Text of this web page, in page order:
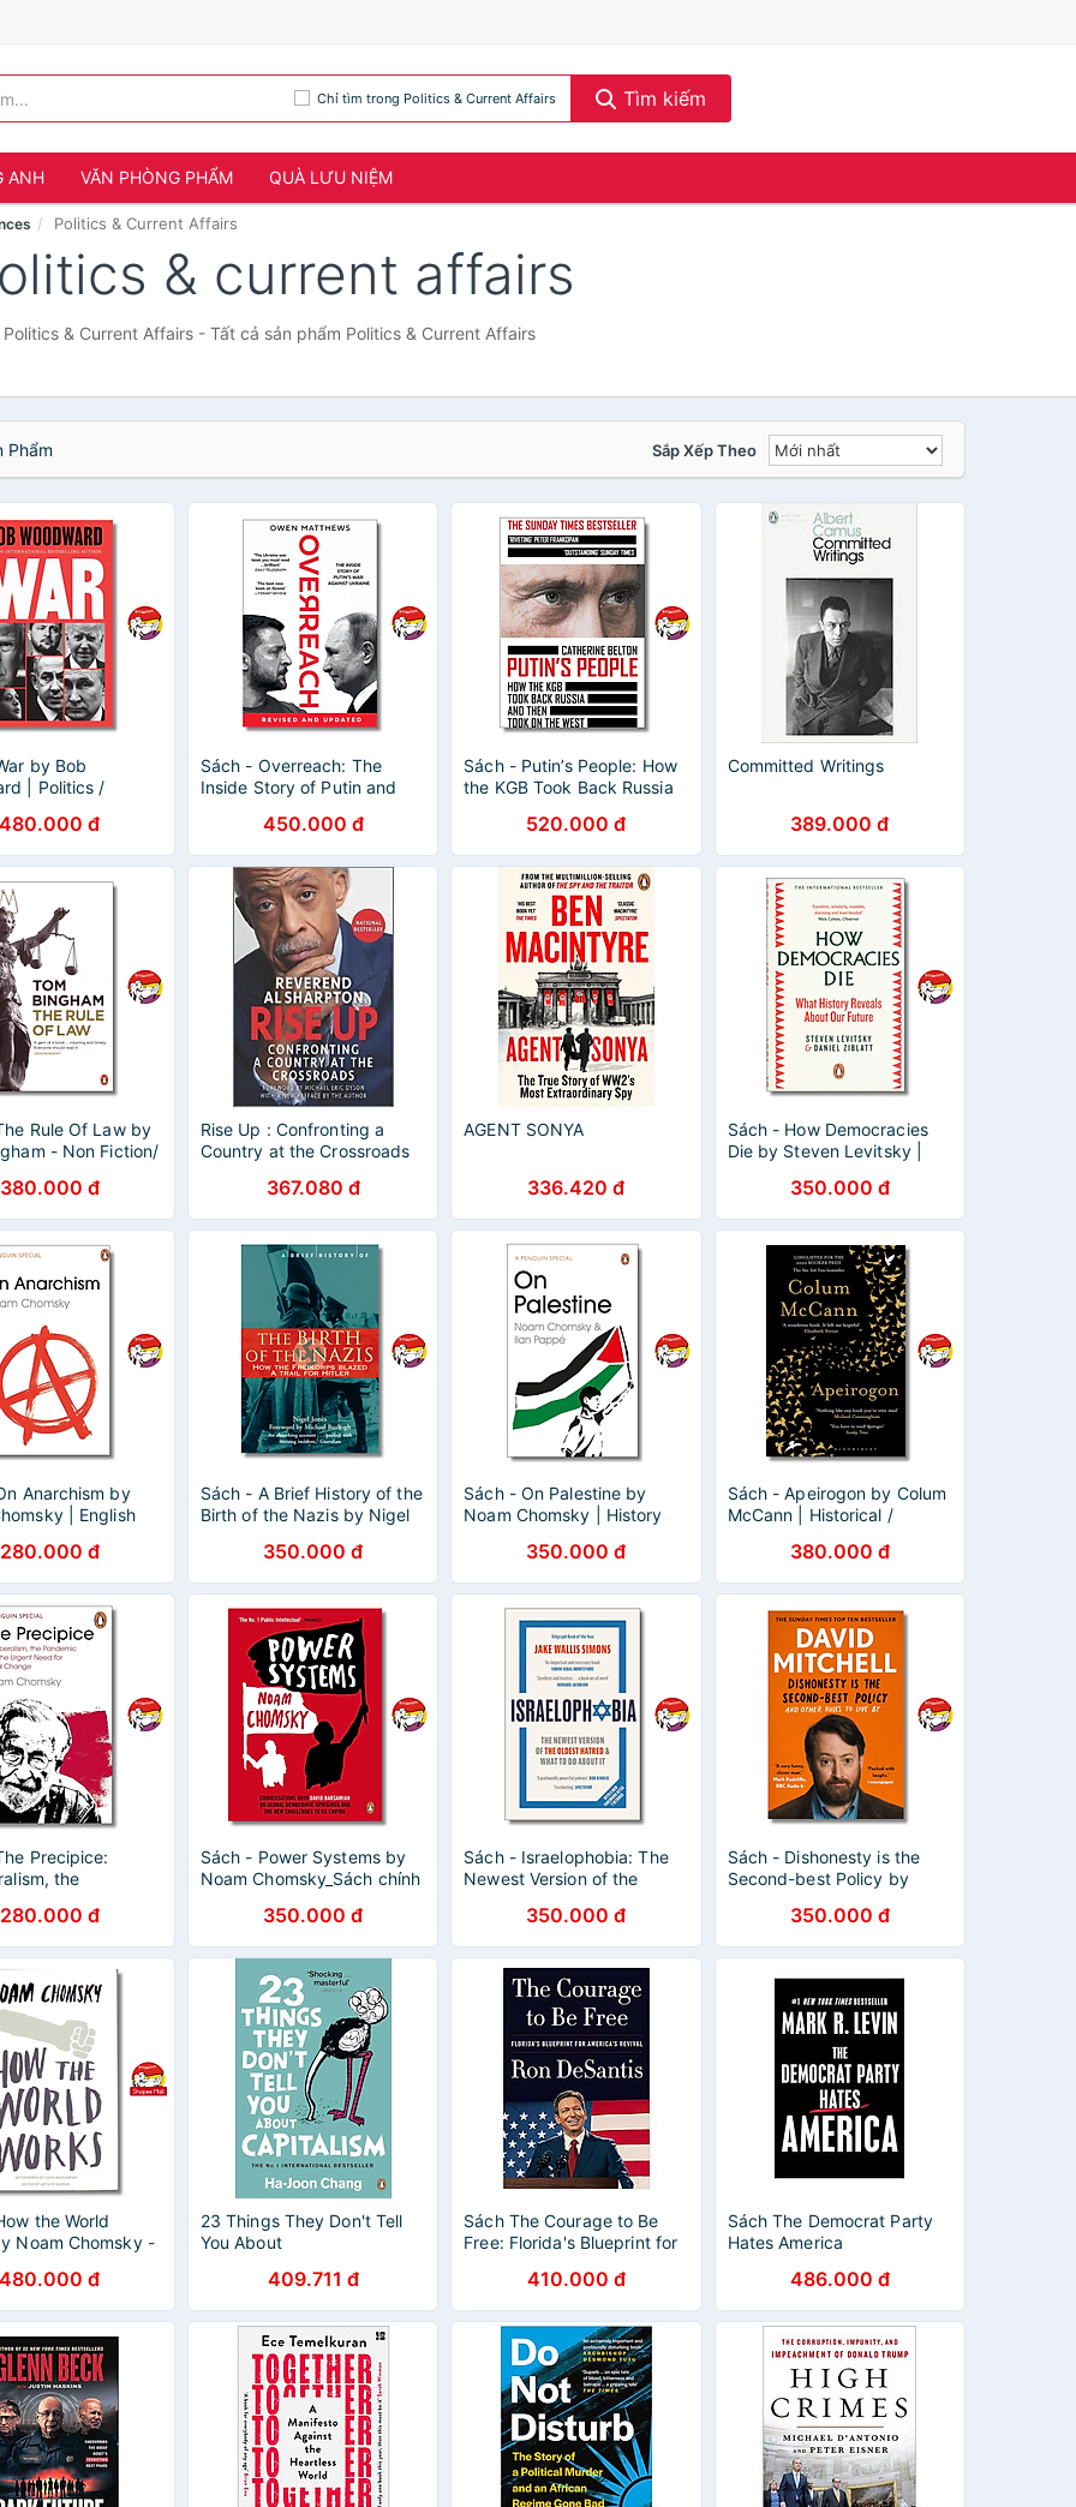
Chỉ tìm trong Politics & Current Affairs Tìm kiếm
ANH VĂN PHÒNG PHẨM QUÀ LƯU NIỆM
Politics & Current Affairs
& current affairs
Politics & Current Affairs - Tất cả sản phẩm Politics & Current Affairs
Phẩm Sắp Xếp Theo
by Bob
| Politics /
văn Lịch sử
480.000 đ
Sách - Overreach: The
Inside Story of Putin and
Ukraine by Owen Matthews
450.000 đ
Sách - Putin’s People: How
the KGB Took Back Russia
History / Politics
520.000 đ
Committed Writings
389.000 đ
Rule Of Law by
- Non Fiction/
380.000 đ
Rise Up : Confronting a
Country at the Crossroads
367.080 đ
AGENT SONYA
336.420 đ
Sách - How Democracies
Die by Steven Levitsky |
/ Ngoại văn Nhập khẩu
350.000 đ
Anarchism by
| English
| Sách ngoại văn
280.000 đ
Sách - A Brief History of the
Birth of the Nazis by Nigel
Nonfiction / Ngoại văn
350.000 đ
Sách - On Palestine by
Noam Chomsky | History
Ngoại văn Nhập khẩu
350.000 đ
Sách - Apeirogon by Colum
McCann | Historical /
Nhập khẩu380.000 đ
Precipice:
the
Change by
280.000 đ
Sách - Power Systems by
Noam Chomsky_Sách chính
Anh_Political/English
350.000 đ
Sách - Israelophobia: The
Newest Version of the
About It by Jake Wallis
Simons
350.000 đ
Sách - Dishonesty is the
Second-best Policy by
Comedy Book - Sách ngoại
văn
350.000 đ
the World
Noam Chomsky -
480.000 đ
23 Things They Don't Tell
You About
409.711 đ
Sách The Courage to Be
Free: Florida's Blueprint for
410.000 đ
Sách The Democrat Party
Hates America
486.000 đ